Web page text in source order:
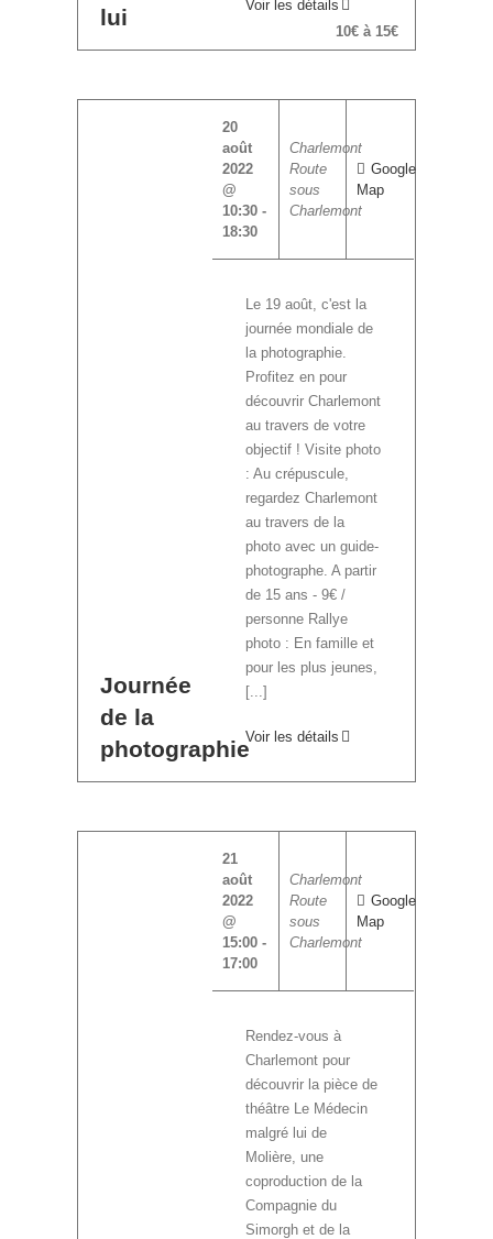
10€ à 15€
lui
Voir les détails
Journée
de la
photographie
20
août
2022
@
10:30-
18:30
Charlemont
Route
sous
Charlemont
Google
Map
Le 19 août, c'est la
journée mondiale de
la photographie.
Profitez en pour
découvrir Charlemont
au travers de votre
objectif ! Visite photo
: Au crépuscule,
regardez Charlemont
au travers de la
photo avec un guide-
photographe. A partir
de 15 ans - 9€ /
personne Rallye
photo : En famille et
pour les plus jeunes,
[...]
Voir les détails
21
août
2022
@
15:00-
17:00
Charlemont
Route
sous
Charlemont
Google
Map
Rendez-vous à
Charlemont pour
découvrir la pièce de
théâtre Le Médecin
malgré lui de
Molière, une
coproduction de la
Compagnie du
Simorgh et de la